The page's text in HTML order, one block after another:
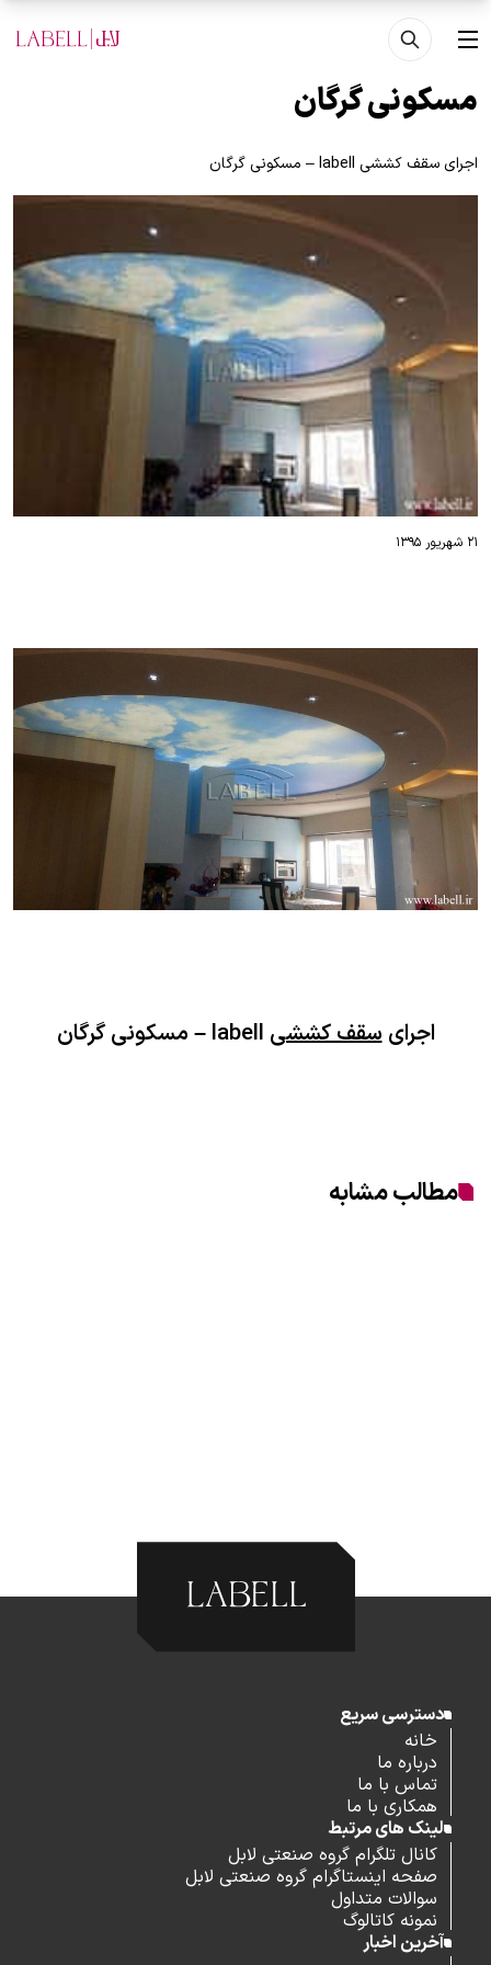
رفتن به محتوای اصلی
منو
مسکونی گرگان
اجرای سقف کششی labell – مسکونی گرگان
۲۱ شهریور ۱۳۹۵
اجرایسقف کششی
مطالب مشابه
دسترسی سریع
خانه
درباره ما
تماس با ما
همکاری با ما
لینک های مرتبط
کانال تلگرام گروه صنعتی لابل
صفحه اینستاگرام گروه صنعتی لابل
سوالات متداول
نمونه کاتالوگ
آخرین اخبار